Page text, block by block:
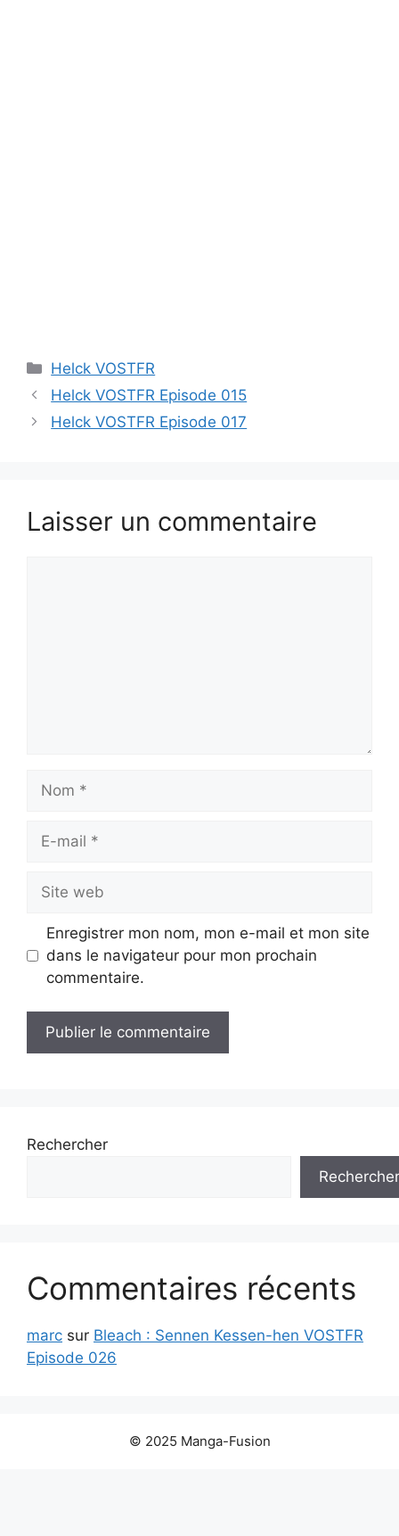
Catégories
Helck VOSTFR
Helck VOSTFR Episode 015
Helck VOSTFR Episode 017
Laisser un commentaire
mail
web
Enregistrer mon nom, mon e-mail et mon site
dans le navigateur pour mon prochain
commentaire.
Rechercher
Rechercher
Commentaires récents
marc sur Bleach : Sennen Kessen-hen VOSTFR
Episode 026
© 2025 Manga-Fusion